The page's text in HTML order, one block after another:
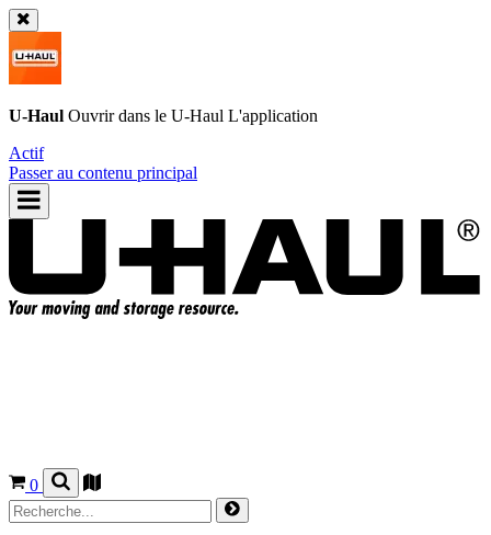
U-Haul Ouvrir dans le U-Haul L'application
Actif
Passer au contenu principal
0